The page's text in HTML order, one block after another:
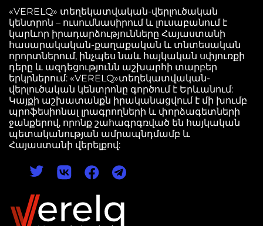
«VERELQ» տեղեկատվական-վերլուծական
կենտրոն – ուսումնասիրում և լուսաբանում է
կարևոր իրադարձությունները Հայաստանի
հասարակական-քաղաքական և տնտեսական
որորտներում, ինչպես նաև հայկական սփյուռքի
դերը և ազդեցությունն աշխարհի տարբեր
երկրներում: «VERELQ»տեղեկատվական-
վերլուծական կենտրոնը գործում է Երևանում:
Կայքի աշխատանքն իրականացվում է մի խումբ
պրոֆեսիոնալ լրագրողների և փորձագետների
ջանքերով, որոնք շահագրգռված են հայկական
պետականության ամրապնդմամբ և
Հայաստանի վերելքով: